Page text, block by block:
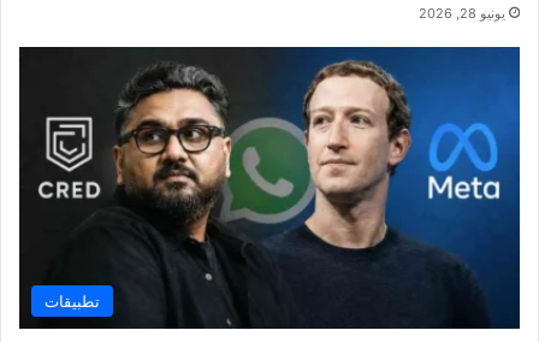
يونيو 28, 2026
تطبيقات